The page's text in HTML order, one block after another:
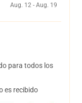
Aug. 12 - Aug. 19
para todos los
es recibido